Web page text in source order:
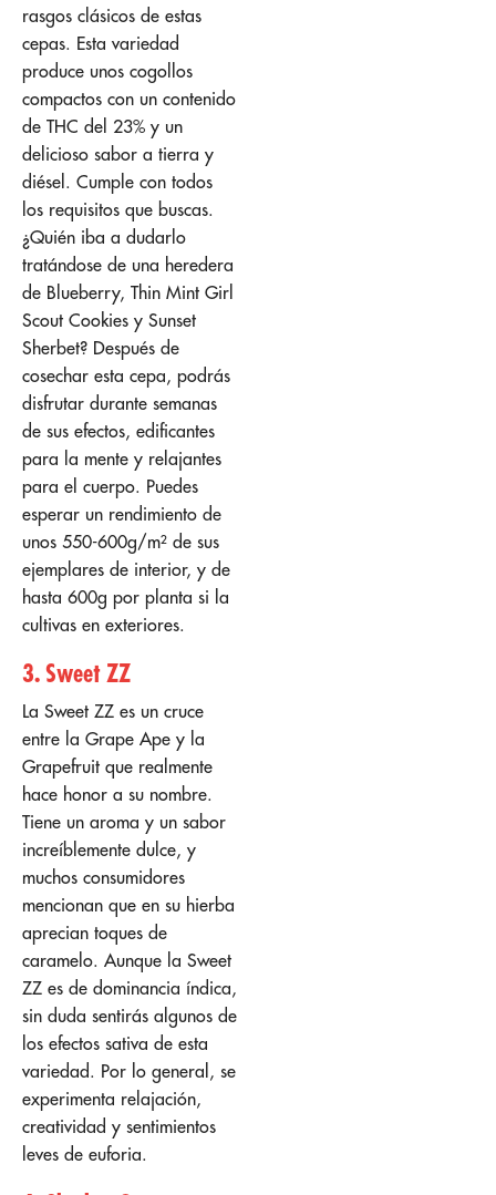
rasgos clásicos de estas
cepas. Esta variedad
produce unos cogollos
compactos con un contenido
de THC del 23% y un
delicioso sabor a tierra y
diésel. Cumple con todos
los requisitos que buscas.
¿Quién iba a dudarlo
tratándose de una heredera
de Blueberry, Thin Mint Girl
Scout Cookies y Sunset
Sherbet? Después de
cosechar esta cepa, podrás
disfrutar durante semanas
de sus efectos, edificantes
para la mente y relajantes
para el cuerpo. Puedes
esperar un rendimiento de
unos 550-600g/m² de sus
ejemplares de interior, y de
hasta 600g por planta si la
cultivas en exteriores.
3. Sweet ZZ
La Sweet ZZ es un cruce
entre la Grape Ape y la
Grapefruit que realmente
hace honor a su nombre.
Tiene un aroma y un sabor
increíblemente dulce, y
muchos consumidores
mencionan que en su hierba
aprecian toques de
caramelo. Aunque la Sweet
ZZ es de dominancia índica,
sin duda sentirás algunos de
los efectos sativa de esta
variedad. Por lo general, se
experimenta relajación,
creatividad y sentimientos
leves de euforia.